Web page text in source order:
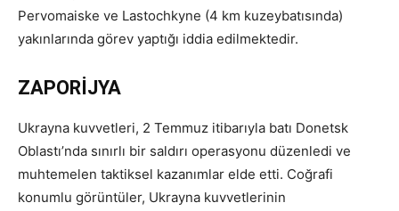
Pervomaiske ve Lastochkyne (4 km kuzeybatısında)
yakınlarında görev yaptığı iddia edilmektedir.
ZAPORİJYA
Ukrayna kuvvetleri, 2 Temmuz itibarıyla batı Donetsk
Oblastı’nda sınırlı bir saldırı operasyonu düzenledi ve
muhtemelen taktiksel kazanımlar elde etti. Coğrafi
konumlu görüntüler, Ukrayna kuvvetlerinin